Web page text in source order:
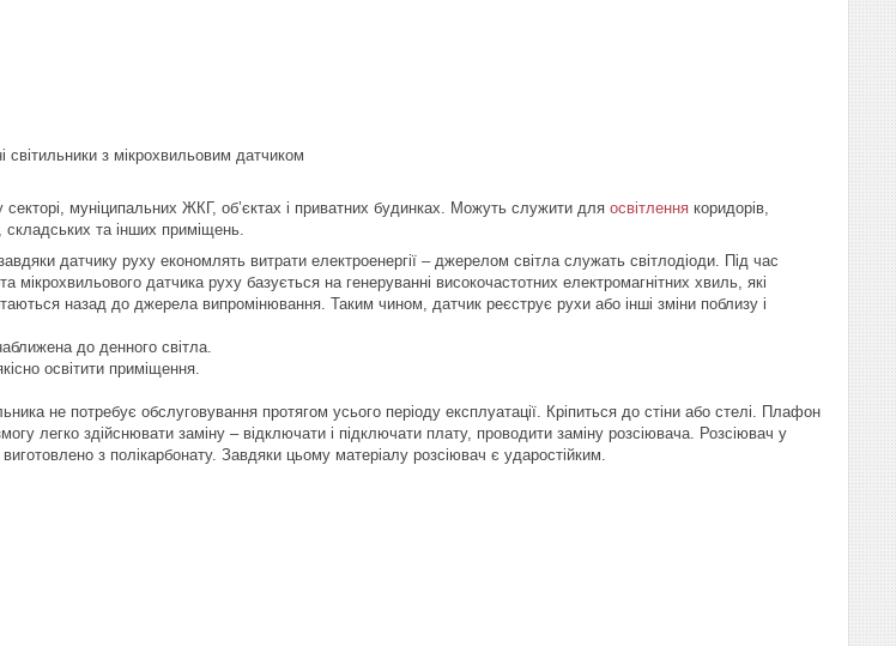
з мікрохвильовим датчиком
муніципальних ЖКГ, об’єктах і приватних будинках. Можуть служити для освітлення коридорів,
складських та інших приміщень.
датчику руху економлять витрати електроенергії – джерелом світла служать світлодіоди. Під час
мікрохвильового датчика руху базується на генеруванні високочастотних електромагнітних хвиль, які
назад до джерела випромінювання. Таким чином, датчик реєструє рухи або інші зміни поблизу і
до денного світла.
освітити приміщення.
не потребує обслуговування протягом усього періоду експлуатації. Кріпиться до стіни або стелі. Плафон
легко здійснювати заміну – відключати і підключати плату, проводити заміну розсіювача. Розсіювач у
з полікарбонату. Завдяки цьому матеріалу розсіювач є ударостійким.